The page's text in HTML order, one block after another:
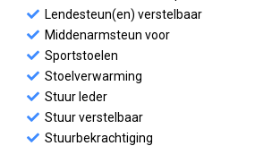
Lendesteun(en) verstelbaar
Middenarmsteun voor
Sportstoelen
Stoelverwarming
Stuur leder
Stuur verstelbaar
Stuurbekrachtiging